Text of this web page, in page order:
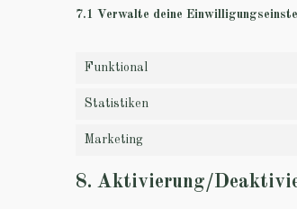
7.1 Verwalte deine
Funktional
Statistiken
Marketing
8. Aktivierung/